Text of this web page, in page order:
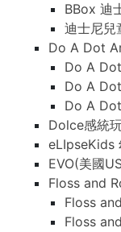
BBox 迪
迪士尼兒
Do A Dot
Do A
Do A
Do A
Dolce感統
eLIpseKids
EVO(美國
Floss and
Floss
Floss